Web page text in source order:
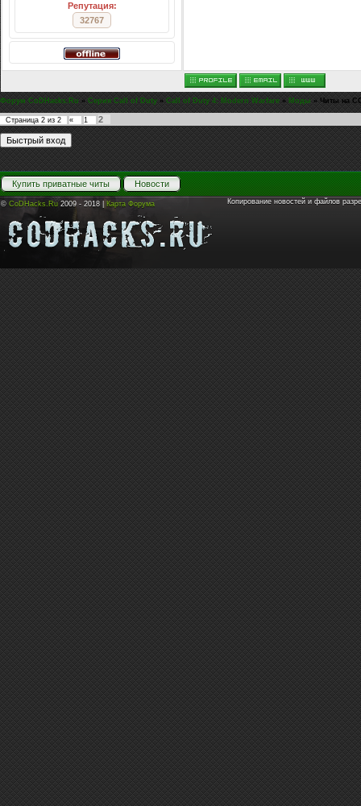
Репутация:
32767
Форум CoDHacks.Ru » Серия Call of Duty » Call of Duty 4: Modern Warfare » Моды » Читы на
Страница 2 из 2 « 1 2
Купить приватные читы Новости
© CoDHacks.Ru 2009 - 2018 | Карта Форума Копирование новостей и файлов